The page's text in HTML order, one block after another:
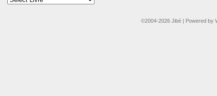
©2004-2026 Jibé | Powered by